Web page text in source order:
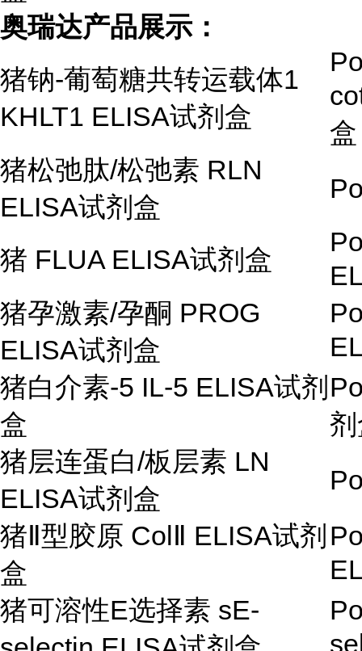
奥瑞达产品展示：
猪钠-葡萄糖共转运载体1
KHLT1 ELISA试剂盒
盒
猪松弛肽/松弛素 RLN
ELISA试剂盒
猪 FLUA ELISA试剂盒
猪孕激素/孕酮 PROG
ELISA试剂盒
猪白介素-5 IL-5 ELISA试剂
盒
猪层连蛋白/板层素 LN
ELISA试剂盒
猪Ⅱ型胶原 ColⅡ ELISA试剂
盒
猪可溶性E选择素 sE-